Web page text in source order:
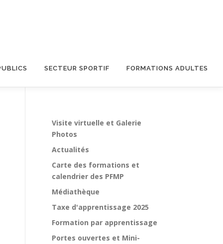
SECTEUR SPORTIF FORMATIONS ADULTES
Visite virtuelle et Galerie
Photos
Actualités
Carte des formations et
calendrier des PFMP
Médiathèque
Taxe d'apprentissage 2025
Formation par apprentissage
Portes ouvertes et Mini-